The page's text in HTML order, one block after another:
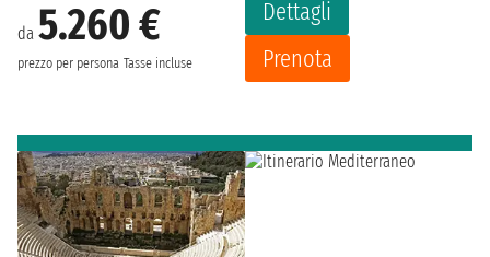
da 5.260 €
prezzo per persona Tasse incluse
Dettagli
Prenota